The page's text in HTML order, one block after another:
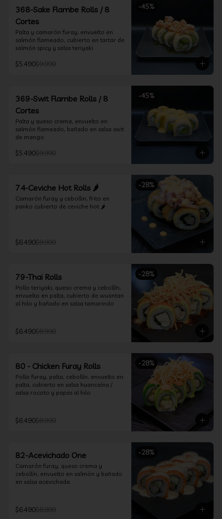
-45%
368-Sake Flambe Rolls / 8
Cortes
Palta y camarón furay, envuelto en
salmón flameado, cubierto en tartar de
salmón spicy y salsa teriyaki
$5.490$9.990
-45%
369-Swit Flambe Rolls / 8
Cortes
Palta y queso crema, envuelto en
salmón flameado, bañado en salsa swit
de mango
$5.490$9.990
-28%
74-Ceviche Hot Rolls 🌶️
Camarón furay y cebollin, frito en
panko cubierto de ceviche hot 🌶️
$6.490$8.990
-28%
79-Thai Rolls
Pollo teriyaki, queso crema y cebollín,
envuelto en palta, cubierto de wuantan
al hilo y bañado en salsa tamarindo
$6.490$8.990
-28%
80 - Chicken Furay Rolls
Pollo furay, palta, cebollín, envuelto en
palta, cubierto en salsa huancaína /
salsa rocoto y papas al hilo
$6.490$8.990
-28%
82-Acevichado One
Camarón furay, queso crema y
cebollín, envuelto en salmón y bañado
en salsa acevichada
$6.490$8.990